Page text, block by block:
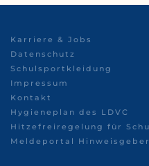
Karriere & Jobs
Datenschutz
Schulsportkleidung
Impressum
Kontakt
Hygieneplan des LDVC
Hitzefreiregelung für
Meldeportal